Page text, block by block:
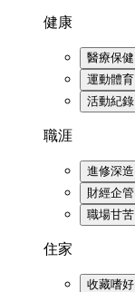
健康
醫療保健
運動體育
活動紀錄
職涯
進修深造
財經企管
職場甘苦
住家
收藏嗜好